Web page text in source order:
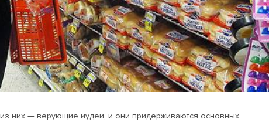
них — верующие иудеи, и они придерживаются основных